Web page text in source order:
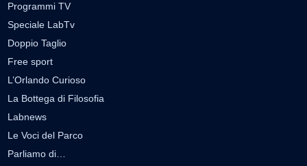
Programmi TV
Speciale LabTv
Doppio Taglio
Free sport
L’Orlando Curioso
La Bottega di Filosofia
Labnews
Le Voci del Parco
Parliamo di…